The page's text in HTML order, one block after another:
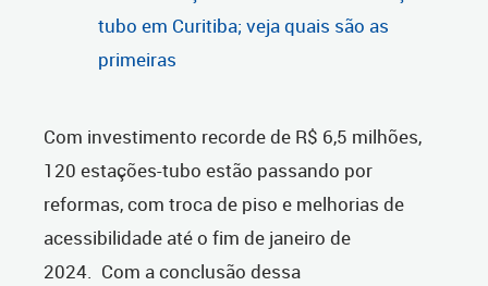
tubo em Curitiba; veja quais são as
primeiras
Com investimento recorde de R$ 6,5 milhões,
120 estações-tubo estão passando por
reformas, com troca de piso e melhorias de
acessibilidade até o fim de janeiro de
2024. Com a conclusão dessa